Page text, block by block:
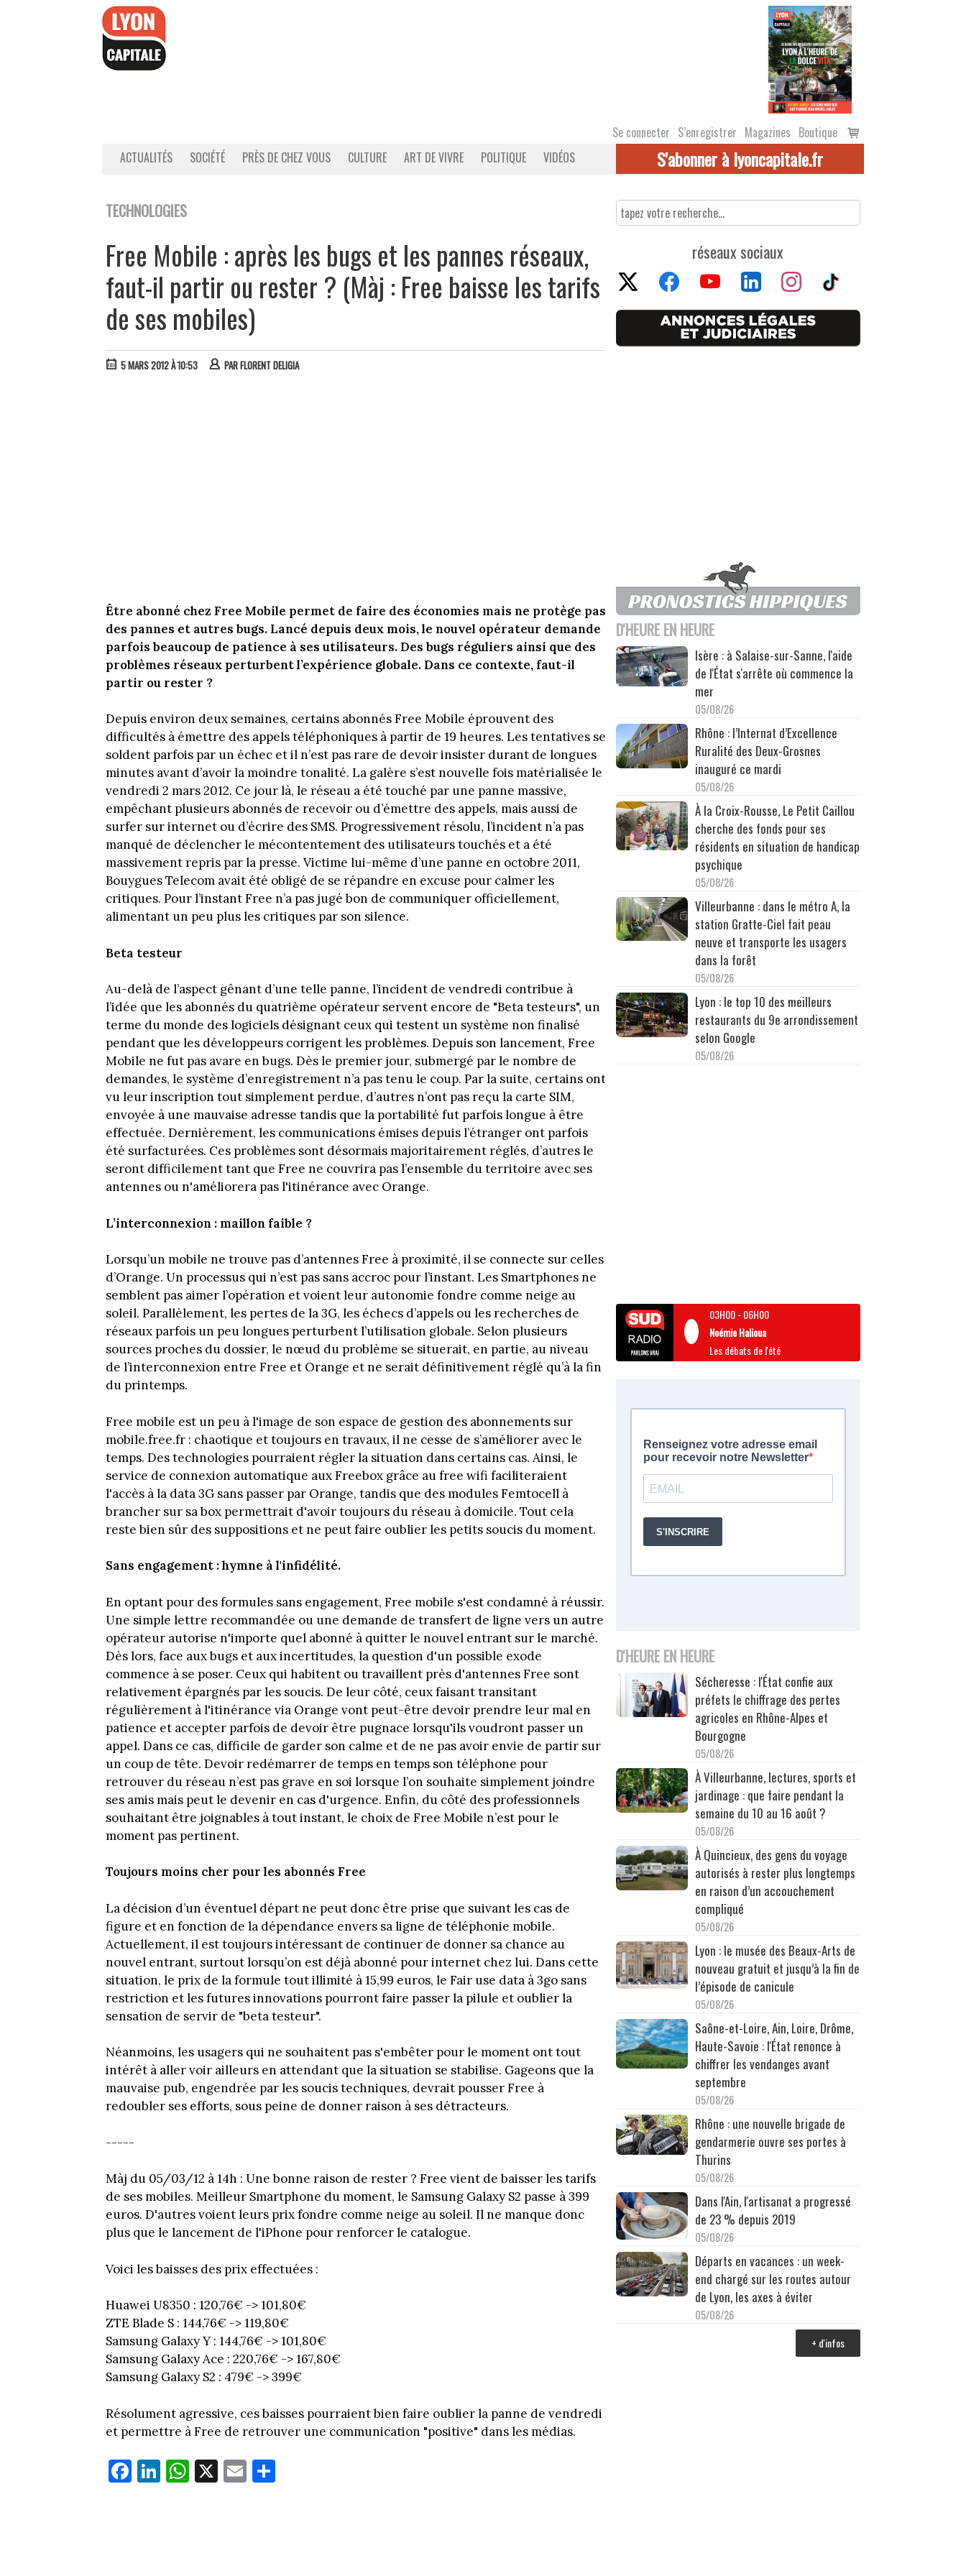
Se connecter S’enregistrer Magazines Boutique
Voir
le
ACTUALITÉS SOCIÉTÉ PRÈS DE CHEZ VOUS CULTURE ART DE VIVRE POLITIQUE VIDÉOS S'abonner à lyoncapitale.fr
TECHNOLOGIES
Free Mobile : après les bugs et les pannes réseaux,
faut-il partir ou rester ? (Màj : Free baisse les tarifs
de ses mobiles)
5 MARS 2012 À 10:53 PARFLORENT DELIGIA
Être abonné chez Free Mobile permet de faire des économies mais ne protège pas
des pannes et autres bugs. Lancé depuis deux mois, le nouvel opérateur demande
parfois beaucoup de patience à ses utilisateurs. Des bugs réguliers ainsi que des
problèmes réseaux perturbent l’expérience globale. Dans ce contexte, faut-il
partir ou rester ?
Depuis environ deux semaines, certains abonnés Free Mobile éprouvent des
difficultés à émettre des appels téléphoniques à partir de 19 heures. Les tentatives se
soldent parfois par un échec et il n’est pas rare de devoir insister durant de longues
minutes avant d’avoir la moindre tonalité. La galère s’est nouvelle fois matérialisée le
vendredi 2 mars 2012. Ce jour là, le réseau a été touché par une panne massive,
empêchant plusieurs abonnés de recevoir ou d’émettre des appels, mais aussi de
surfer sur internet ou d’écrire des SMS. Progressivement résolu, l’incident n’a pas
manqué de déclencher le mécontentement des utilisateurs touchés et a été
massivement repris par la presse. Victime lui-même d’une panne en octobre 2011,
Bouygues Telecom avait été obligé de se répandre en excuse pour calmer les
critiques. Pour l’instant Free n’a pas jugé bon de communiquer officiellement,
alimentant un peu plus les critiques par son silence.
Beta testeur
Au-delà de l’aspect gênant d’une telle panne, l’incident de vendredi contribue à
l’idée que les abonnés du quatrième opérateur servent encore de "Beta testeurs", un
terme du monde des logiciels désignant ceux qui testent un système non finalisé
pendant que les développeurs corrigent les problèmes. Depuis son lancement, Free
Mobile ne fut pas avare en bugs. Dès le premier jour, submergé par le nombre de
demandes, le système d’enregistrement n’a pas tenu le coup. Par la suite, certains ont
vu leur inscription tout simplement perdue, d’autres n’ont pas reçu la carte SIM,
envoyée à une mauvaise adresse tandis que la portabilité fut parfois longue à être
effectuée. Dernièrement, les communications émises depuis l’étranger ont parfois
été surfacturées. Ces problèmes sont désormais majoritairement réglés, d’autres le
seront difficilement tant que Free ne couvrira pas l’ensemble du territoire avec ses
antennes ou n'améliorera pas l'itinérance avec Orange.
L’interconnexion : maillon faible ?
Lorsqu’un mobile ne trouve pas d’antennes Free à proximité, il se connecte sur celles
d’Orange. Un processus qui n’est pas sans accroc pour l’instant. Les Smartphones ne
semblent pas aimer l’opération et voient leur autonomie fondre comme neige au
soleil. Parallèlement, les pertes de la 3G, les échecs d’appels ou les recherches de
réseaux parfois un peu longues perturbent l’utilisation globale. Selon plusieurs
sources proches du dossier, le nœud du problème se situerait, en partie, au niveau
de l’interconnexion entre Free et Orange et ne serait définitivement réglé qu’à la fin
du printemps.
Free mobile est un peu à l'image de son espace de gestion des abonnements sur
mobile.free.fr : chaotique et toujours en travaux, il ne cesse de s’améliorer avec le
temps. Des technologies pourraient régler la situation dans certains cas. Ainsi, le
service de connexion automatique aux Freebox grâce au free wifi faciliteraient
l'accès à la data 3G sans passer par Orange, tandis que des modules Femtocell à
brancher sur sa box permettrait d'avoir toujours du réseau à domicile. Tout cela
reste bien sûr des suppositions et ne peut faire oublier les petits soucis du moment.
Sans engagement : hymne à l'infidélité.
En optant pour des formules sans engagement, Free mobile s'est condamné à réussir.
Une simple lettre recommandée ou une demande de transfert de ligne vers un autre
opérateur autorise n'importe quel abonné à quitter le nouvel entrant sur le marché.
Dès lors, face aux bugs et aux incertitudes, la question d'un possible exode
commence à se poser. Ceux qui habitent ou travaillent près d'antennes Free sont
relativement épargnés par les soucis. De leur côté, ceux faisant transitant
régulièrement à l'itinérance via Orange vont peut-être devoir prendre leur mal en
patience et accepter parfois de devoir être pugnace lorsqu'ils voudront passer un
appel. Dans ce cas, difficile de garder son calme et de ne pas avoir envie de partir sur
un coup de tête. Devoir redémarrer de temps en temps son téléphone pour
retrouver du réseau n’est pas grave en soi lorsque l’on souhaite simplement joindre
ses amis mais peut le devenir en cas d'urgence. Enfin, du côté des professionnels
souhaitant être joignables à tout instant, le choix de Free Mobile n’est pour le
moment pas pertinent.
Toujours moins cher pour les abonnés Free
La décision d’un éventuel départ ne peut donc être prise que suivant les cas de
figure et en fonction de la dépendance envers sa ligne de téléphonie mobile.
Actuellement, il est toujours intéressant de continuer de donner sa chance au
nouvel entrant, surtout lorsqu’on est déjà abonné pour internet chez lui. Dans cette
situation, le prix de la formule tout illimité à 15,99 euros, le Fair use data à 3go sans
restriction et les futures innovations pourront faire passer la pilule et oublier la
sensation de servir de "beta testeur".
Néanmoins, les usagers qui ne souhaitent pas s'embêter pour le moment ont tout
intérêt à aller voir ailleurs en attendant que la situation se stabilise. Gageons que la
mauvaise pub, engendrée par les soucis techniques, devrait pousser Free à
redoubler ses efforts, sous peine de donner raison à ses détracteurs.
-----
Màj du 05/03/12 à 14h : Une bonne raison de rester ? Free vient de baisser les tarifs
de ses mobiles. Meilleur Smartphone du moment, le Samsung Galaxy S2 passe à 399
euros. D'autres voient leurs prix fondre comme neige au soleil. Il ne manque donc
plus que le lancement de l'iPhone pour renforcer le catalogue.
Voici les baisses des prix effectuées :
Huawei U8350 : 120,76€ -> 101,80€
ZTE Blade S : 144,76€ -> 119,80€
Samsung Galaxy Y : 144,76€ -> 101,80€
Samsung Galaxy Ace : 220,76€ -> 167,80€
Samsung Galaxy S2 : 479€ -> 399€
Résolument agressive, ces baisses pourraient bien faire oublier la panne de vendredi
et permettre à Free de retrouver une communication "positive" dans les médias.
Fa
ce
Li
nk
W
ha
X E
m
réseaux sociaux
D'HEURE EN HEURE
Isère : à Salaise-sur-Sanne, l'aide
de l'État s'arrête où commence la
mer
05/08/26
Rhône : l’Internat d’Excellence
Ruralité des Deux-Grosnes
inauguré ce mardi
05/08/26
À la Croix-Rousse, Le Petit Caillou
cherche des fonds pour ses
résidents en situation de handicap
psychique
05/08/26
Villeurbanne : dans le métro A, la
station Gratte-Ciel fait peau
neuve et transporte les usagers
dans la forêt
05/08/26
Lyon : le top 10 des meilleurs
restaurants du 9e arrondissement
selon Google
05/08/26
03H00- 06H00
Noémie Halioua
Les débats de l'été
D'HEURE EN HEURE
Sécheresse : l'État confie aux
préfets le chiffrage des pertes
agricoles en Rhône-Alpes et
Bourgogne
05/08/26
À Villeurbanne, lectures, sports et
jardinage : que faire pendant la
semaine du 10 au 16 août ?
05/08/26
À Quincieux, des gens du voyage
autorisés à rester plus longtemps
en raison d’un accouchement
compliqué
05/08/26
Lyon : le musée des Beaux-Arts de
nouveau gratuit et jusqu’à la fin de
l’épisode de canicule
05/08/26
Saône-et-Loire, Ain, Loire, Drôme,
Haute-Savoie : l'État renonce à
chiffrer les vendanges avant
septembre
05/08/26
Rhône : une nouvelle brigade de
gendarmerie ouvre ses portes à
Thurins
05/08/26
Dans l'Ain, l'artisanat a progressé
de 23 % depuis 2019
05/08/26
Départs en vacances : un week-
end chargé sur les routes autour
de Lyon, les axes à éviter
05/08/26
+ d'infos